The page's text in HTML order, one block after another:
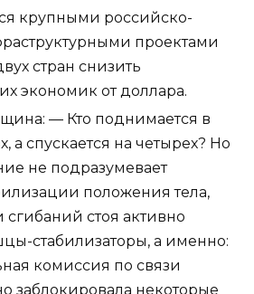
крупными российско-
проектами
стран снизить
экономик от доллара.
— Кто поднимается в
а спускается на четырех? Но
не подразумевает
положения тела,
стоя активно
стабилизаторы, а именно:
комиссия по связи
заблокировала некоторые